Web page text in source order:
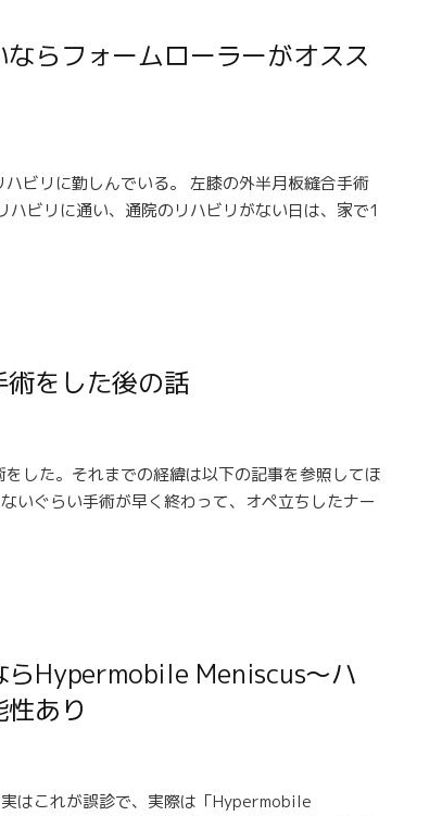
らフォームローラーがオスス
ビリに勤しんでいる。 左膝の外半月板縫合手術
ビリに通い、通院のリハビリがない日は、家で1
をした後の話
した。それまでの経緯は以下の記事を参照してほ
いぐらい手術が早く終わって、オペ立ちしたナー
Hypermobile Meniscus〜ハ
あり
はこれが誤診で、実際は「Hypermobile